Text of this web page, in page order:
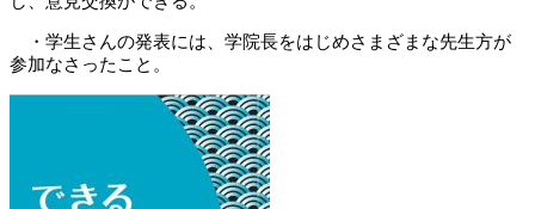
・学生さんの発表には、学院長をはじめさまざまな先生方が
参加なさったこと。